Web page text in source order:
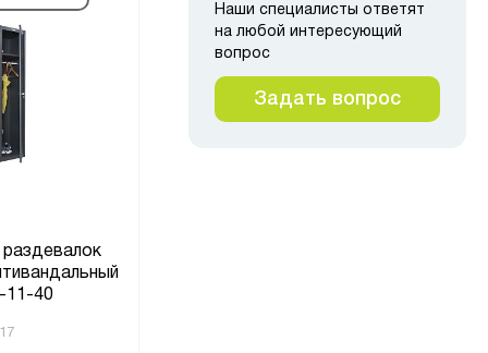
11-40
Наши специалисты ответят
на любой интересующий
вопрос
Задать вопрос